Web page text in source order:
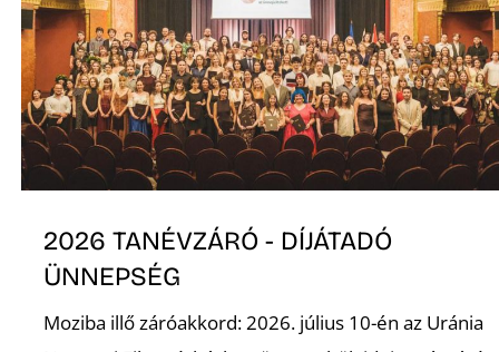
2026 TANÉVZÁRÓ - DÍJÁTADÓ
ÜNNEPSÉG
Moziba illő záróakkord: 2026. július 10-én az Uránia